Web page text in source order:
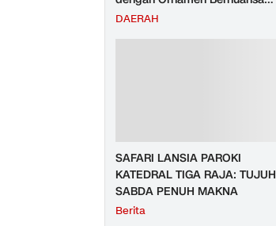
Merah Putih
DAERAH
SAFARI LANSIA PAROKI
KATEDRAL TIGA RAJA: TUJUH
SABDA PENUH MAKNA
Berita